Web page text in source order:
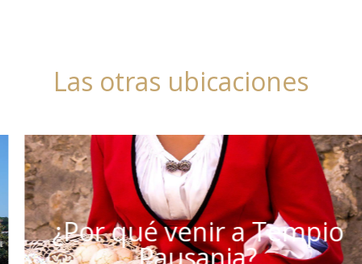
Las otras ubicaciones
¿Por qué venir a Tempio